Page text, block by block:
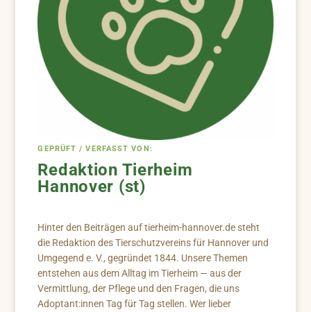
GEPRÜFT / VERFASST VON:
Redaktion Tierheim
Hannover (st)
Hinter den Beiträgen auf tierheim-hannover.de steht
die Redaktion des Tierschutzvereins für Hannover und
Umgegend e. V., gegründet 1844. Unsere Themen
entstehen aus dem Alltag im Tierheim — aus der
Vermittlung, der Pflege und den Fragen, die uns
Adoptant:innen Tag für Tag stellen. Wer lieber